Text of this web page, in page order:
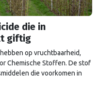
die in
giftig
op vruchtbaarheid,
Chemische Stoffen. De stof
die voorkomen in